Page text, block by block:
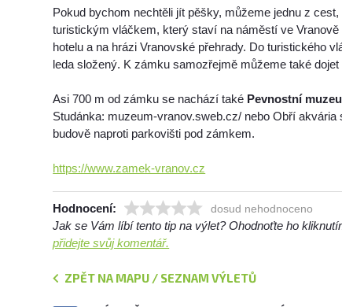
Pokud bychom nechtěli jít pěšky, můžeme jednu z cest,
turistickým vláčkem, který staví na náměstí ve
hotelu a na hrázi Vranovské přehrady. Do turistického
leda složený. K zámku samozřejmě můžeme také dojet
Asi 700 m od zámku se nachází také Pevnostní
Studánka: muzeum-vranov.sweb.cz/ nebo Obří
budově naproti parkovišti pod zámkem.
https://www.zamek-vranov.cz
Hodnocení: dosud nehodnoceno
Jak se Vám líbí tento tip na výlet? Ohodnoťte ho
přidejte svůj komentář.
ZPĚT NA MAPU / SEZNAM VÝLETŮ